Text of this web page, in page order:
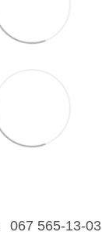
067 565-13-03